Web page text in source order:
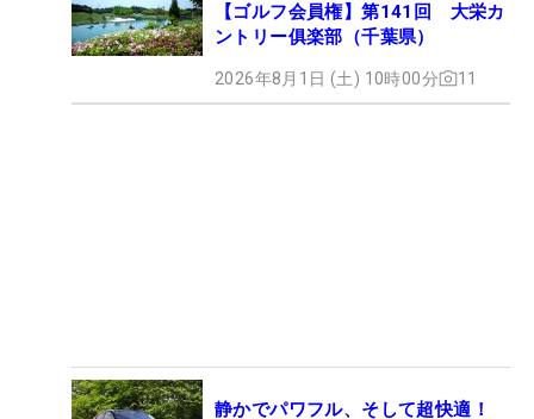
【ゴルフ会員権】第141回 大栄カ
ントリー俱楽部（千葉県）
2026年8月1日 (土) 10時00分 11
静かでパワフル、そして超快適！